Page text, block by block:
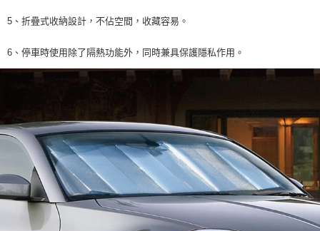
「AFTEE先享後付」，若未經同意申辦者引起之損失，本公司不負相關責
４．使用「AFTEE先享後付」時，將依據個別帳號之用戶狀況，依本公司即
時審查核予不同之上限額度；若仍有額度不足之情形，本公司將視審查結果
請求用戶進行身份認證。
宅配寄送，滿490免運費(運費$70)
5、折疊式收納設計，不佔空間，收藏容易。
6、停車時使用除了隔熱功能外，同時兼具保護隱私作用。